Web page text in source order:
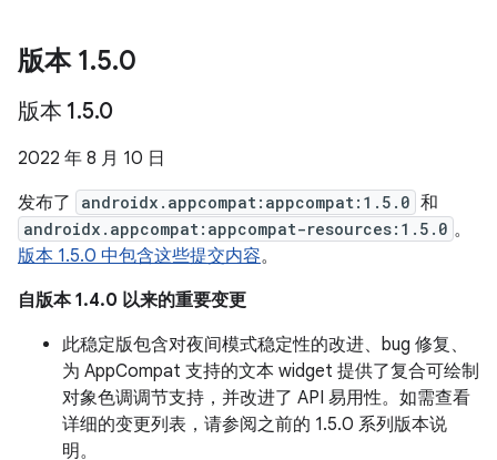
版本 1.5.0
版本 1.5.0
2022 年 8 月 10 日
发布了
androidx.appcompat:appcompat:1.5.0 和
androidx.appcompat:appcompat-resources:1.5.0 。
版本 1.5.0 中包含这些提交内容。
自版本 1.4.0 以来的重要变更
此稳定版包含对夜间模式稳定性的改进、bug 修复、
为 AppCompat 支持的文本 widget 提供了复合可绘制
对象色调调节支持，并改进了 API 易用性。如需查看
详细的变更列表，请参阅之前的 1.5.0 系列版本说
明。